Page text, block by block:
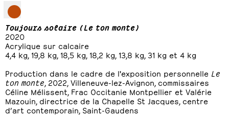
Toujours solaire (Le ton monte)
2020
Acrylique sur calcaire
4,4 kg, 19,8 kg, 18,5 kg, 18,2 kg, 13,8 kg, 31 kg et 4 kg
Production dans le cadre de l'exposition personnelle Le
ton monte , 2022, Villeneuve-lez-Avignon, commissaires
Céline Mélissent, Frac Occitanie Montpellier et Valérie
Mazouin, directrice de la Chapelle St Jacques, centre
d’art contemporain, Saint-Gaudens